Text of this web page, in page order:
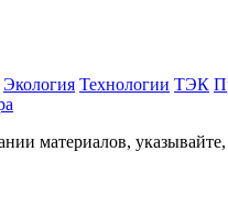
Экология Технологии ТЭК
материалов,